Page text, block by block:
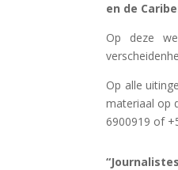
en de
Op deze
Op alle
materiaal op
6900919 of